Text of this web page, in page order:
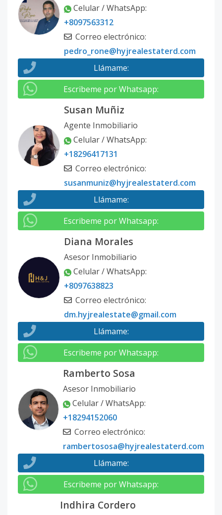
Celular / WhatsApp:
+8097563312
Correo electrónico:
pedro_rone@hyjrealestaterd.com
Llámame:
Escribeme por Whatsapp:
Susan Muñiz
Agente Inmobiliario
Celular / WhatsApp:
+18296417131
Correo electrónico:
susanmuniz@hyjrealestaterd.com
Llámame:
Escribeme por Whatsapp:
Diana Morales
Asesor Inmobiliario
Celular / WhatsApp:
+8097638823
Correo electrónico:
dm.hyjrealestate@gmail.com
Llámame:
Escribeme por Whatsapp:
Ramberto Sosa
Asesor Inmobiliario
Celular / WhatsApp:
+18294152060
Correo electrónico:
rambertososa@hyjrealestaterd.com
Llámame:
Escribeme por Whatsapp:
Indhira Cordero